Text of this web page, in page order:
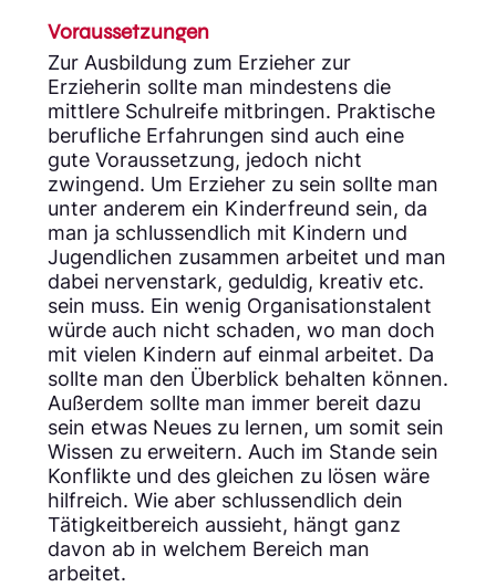
Voraussetzungen
Zur Ausbildung zum Erzieher zur
Erzieherin sollte man mindestens die
mittlere Schulreife mitbringen. Praktische
berufliche Erfahrungen sind auch eine
gute Voraussetzung, jedoch nicht
zwingend. Um Erzieher zu sein sollte man
unter anderem ein Kinderfreund sein, da
man ja schlussendlich mit Kindern und
Jugendlichen zusammen arbeitet und man
dabei nervenstark, geduldig, kreativ etc.
sein muss. Ein wenig Organisationstalent
würde auch nicht schaden, wo man doch
mit vielen Kindern auf einmal arbeitet. Da
sollte man den Überblick behalten können.
Außerdem sollte man immer bereit dazu
sein etwas Neues zu lernen, um somit sein
Wissen zu erweitern. Auch im Stande sein
Konflikte und des gleichen zu lösen wäre
hilfreich. Wie aber schlussendlich dein
Tätigkeitbereich aussieht, hängt ganz
davon ab in welchem Bereich man
arbeitet.